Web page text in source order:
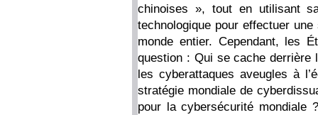
chinoises », tout en utilisant
technologique pour effectuer
monde entier. Cependant, les
question : Qui se cache
les cyberattaques aveugles à
stratégie mondiale de
pour la cybersécurité mondiale